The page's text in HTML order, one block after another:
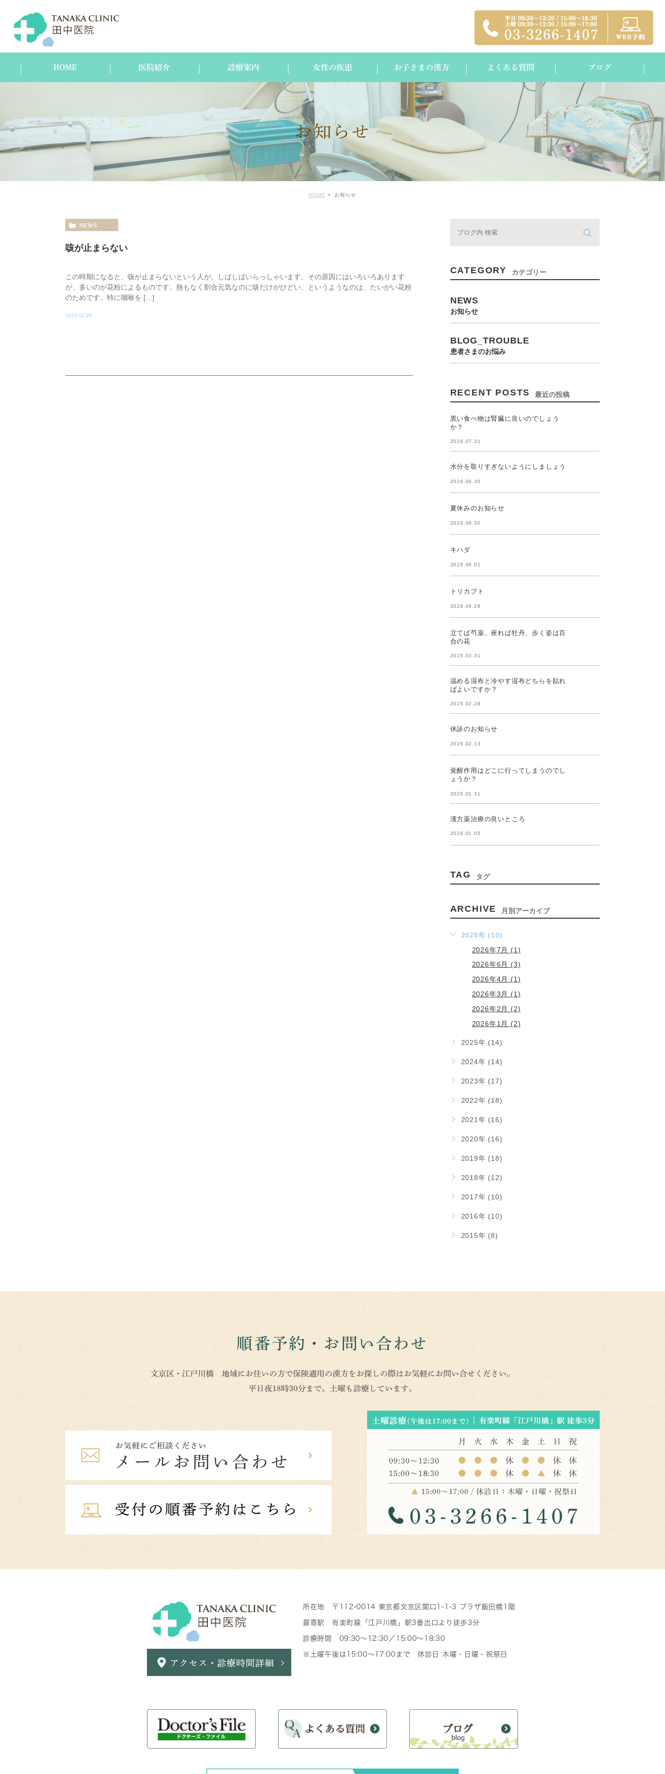
HOME 医院紹介
スタッフ紹介
診療案内 女性の疾患 お子さまの漢方 よくある質問 ブログ
お知らせ
HOME お知らせ
NEWS
咳が止まらない
この時期になると、咳が止まらないという人が、しばしばいらっしゃいます。その原因にはいろいろあります
が、多いのが花粉によるものです。熱もなく割合元気なのに咳だけがひどい、というようなのは、たいがい花粉
のためです。特に咽喉を […]
2025.02.28
CATEGORY カテゴリー
NEWS
お知らせ
BLOG_TROUBLE
患者さまのお悩み
RECENT POSTS 最近の投稿
黒い食べ物は腎臓に良いのでしょう
か？
2026.07.31
水分を取りすぎないようにしましょう
2026.06.30
夏休みのお知らせ
2026.06.30
キハダ
2026.06.01
トリカブト
2026.04.28
立てば芍薬、座れば牡丹、歩く姿は百
合の花
2026.03.31
温める湿布と冷やす湿布どちらを貼れ
ばよいですか？
2026.02.28
休診のお知らせ
2026.02.13
覚醒作用はどこに行ってしまうのでし
ょうか？
2026.01.31
漢方薬治療の良いところ
2026.01.05
TAG タグ
ARCHIVE 月別アーカイブ
2026年 (10)
2026年7月 (1)
2026年6月 (3)
2026年4月 (1)
2026年3月 (1)
2026年2月 (2)
2026年1月 (2)
2025年 (14)
2024年 (14)
2023年 (17)
2022年 (18)
2021年 (16)
2020年 (16)
2019年 (18)
2018年 (12)
2017年 (10)
2016年 (10)
2015年 (8)
順番予約・お問い合わせ
文京区・江戸川橋 地域にお住いの方で保険適用の漢方をお探しの際はお気軽にお問い合せください。
平日夜18時30分まで。土曜も診療しています。
所在地 〒112-0014 東京都文京区関口1-1-3 プラザ飯田橋1階
最寄駅 有楽町線「江戸川橋」駅3番出口より徒歩3分
診療時間 09:30～12:30／15:00～18:30
※土曜午後は15:00～17:00まで 休診日 木曜・日曜・祝祭日